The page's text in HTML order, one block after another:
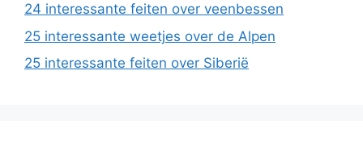
24 interessante feiten over veenbessen
25 interessante weetjes over de Alpen
25 interessante feiten over Siberië